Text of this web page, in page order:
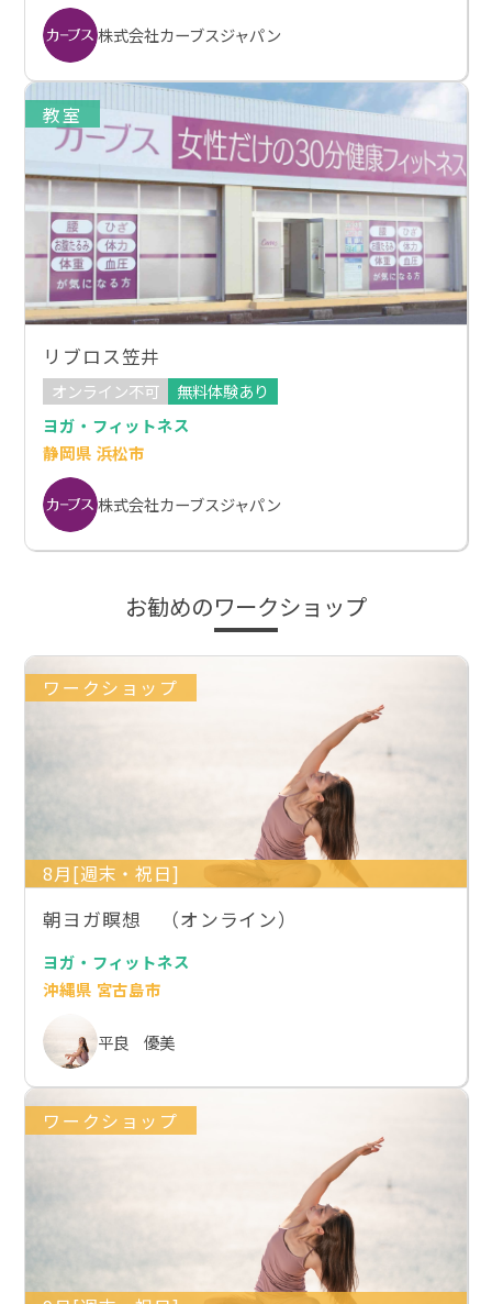
株式会社カーブスジャパン
教室
リブロス笠井
オンライン不可
無料体験あり
ヨガ・フィットネス
静岡県 浜松市
株式会社カーブスジャパン
お勧めのワークショップ
ワークショップ
8月[週末・祝日]
朝ヨガ瞑想 （オンライン）
ヨガ・フィットネス
沖縄県 宮古島市
平良 優美
ワークショップ